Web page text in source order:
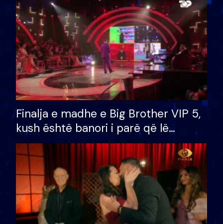
Finalja e madhe e Big Brother VIP 5,
kush është banori i parë që lë
shtëpinë dhe humb mundësinë për
të fituar çmimin e madh